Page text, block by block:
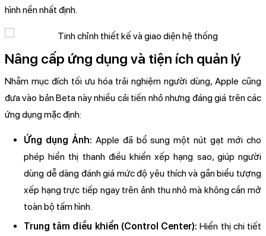
hình nền nhất định.
Nâng cấp ứng dụng và tiện ích quản lý
Nhằm mục đích tối ưu hóa trải nghiệm người dùng, Apple cũng
đưa vào bản Beta này nhiều cải tiến nhỏ nhưng đáng giá trên các
ứng dụng mặc định:
Ứng dụng Ảnh: Apple đã bổ sung một nút gạt mới cho
phép hiển thị thanh điều khiển xếp hạng sao, giúp người
dùng dễ dàng đánh giá mức độ yêu thích và gắn biểu tượng
xếp hạng trực tiếp ngay trên ảnh thu nhỏ mà không cần mở
toàn bộ tấm hình.
Trung tâm điều khiển (Control Center):Hiển thị chi tiết